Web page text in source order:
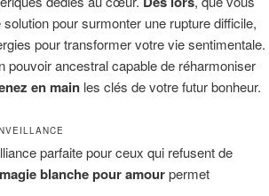
pour surmonter une rupture difficile,
pour transformer votre vie sentimentale.
pouvoir ancestral capable de réharmoniser
en main les clés de votre futur bonheur.
parfaite pour ceux qui refusent de
magie blanche pour amourpermet